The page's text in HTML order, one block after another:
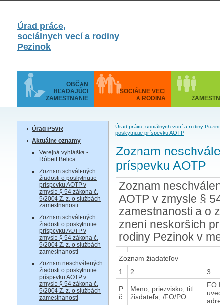
Úrad práce,
sociálnych vecí a rodiny
Pezinok
OBČAN
HĽADAJÚCI
ZAMESTNANIE
SOCIÁLNE VECI
A RODINA
Úrad PSVR
Aktuálne oznamy
Verejná vyhláška -
Róbert Belica
Zoznam schválených
žiadosti o poskytnutie
príspevku AOTP v
zmysle § 54 zákona č.
5/2004 Z. z. o službách
zamestnanosti
Zoznam schválených
žiadosti o poskytnutie
príspevku AOTP v
zmysle § 54 zákona č.
5/2004 Z. z. o službách
zamestnanosti
Zoznam neschválených
žiadosti o poskytnutie
príspevku AOTP v
zmysle § 54 zákona č.
5/2004 Z. z. o službách
zamestnanosti
Úrad práce, sociálnych vecí a rodiny
poskytnutie príspevku AOTP
Zoznam
príspevku AOTP
Zoznam
AOTP v zmysle §
zamestnanosti a o
znení neskorších
rodiny Pezinok v
Zoznam žiadateľov
1.
2. 3.
P.
č.
Meno, priezvisko, titl.
žiadateľa, /FO/PO
FO